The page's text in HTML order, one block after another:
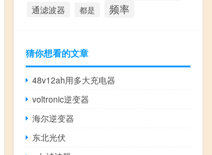
通滤波器 都是 频率
猜你想看的文章
48v12ah用多大充电器
voltronic逆变器
海尔逆变器
东北光伏